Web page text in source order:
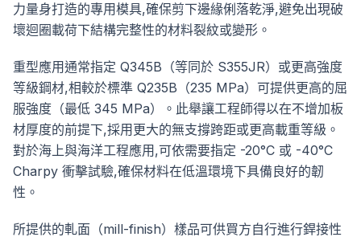
力量身打造的專用模具,確保剪下邊緣俐落乾淨,避免出現破
壞迴圈載荷下結構完整性的材料裂紋或變形。
重型應用通常指定 Q345B（等同於 S355JR）或更高強度
等級鋼材,相較於標準 Q235B（235 MPa）可提供更高的屈
服強度（最低 345 MPa）。此舉讓工程師得以在不增加板
材厚度的前提下,採用更大的無支撐跨距或更高載重等級。
對於海上與海洋工程應用,可依需要指定 -20°C 或 -40°C
Charpy 衝擊試驗,確保材料在低溫環境下具備良好的韌
性。
所提供的軋面（mill-finish）樣品可供買方自行進行銲接性